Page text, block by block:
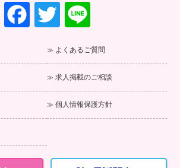
F
a
e
b
o
k
T
wi
tt
er
e
よくあるご質問
求人掲載のご相談
個人情報保護方針